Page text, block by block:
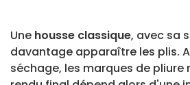
Une housse classique, avec sa
davantage apparaître les plis.
séchage, les marques de pliure